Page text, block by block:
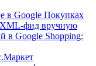
в Google Покупках
XML-фид вручную
в Google Shopping: